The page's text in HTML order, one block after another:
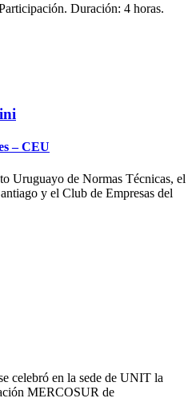
Duración: 4 horas.
– CEU
Uruguayo de Normas Técnicas, el
y el Club de Empresas del
celebró en la sede de UNIT la
MERCOSUR de